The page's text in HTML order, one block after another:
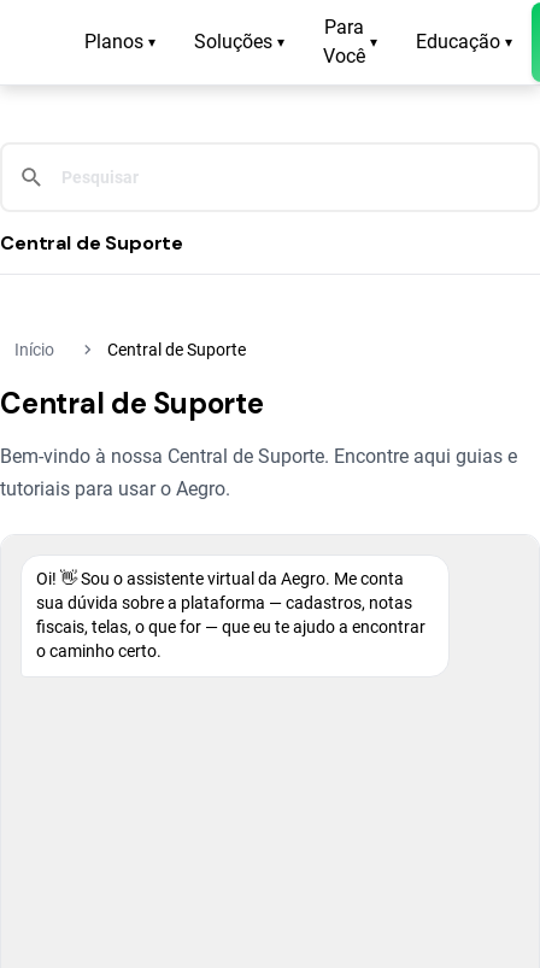
Planos ▾ Soluções ▾
Para
Você
▾ Educação ▾
Central de Suporte
Início navigate_next Central de Suporte
Central de Suporte
Bem-vindo à nossa Central de Suporte. Encontre aqui guias e
tutoriais para usar o Aegro.
Oi! 👋 Sou o assistente virtual da Aegro. Me conta
sua dúvida sobre a plataforma — cadastros, notas
fiscais, telas, o que for — que eu te ajudo a encontrar
o caminho certo.